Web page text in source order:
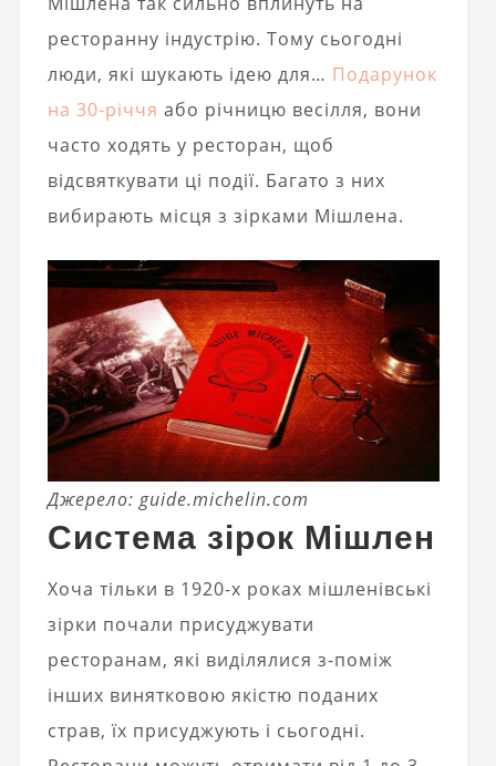
ресторанну індустрію. Тому сьогодні
люди, які шукають ідею для… Подарунок
на 30-річчя або річницю весілля, вони
часто ходять у ресторан, щоб
відсвяткувати ці події. Багато з них
вибирають місця з зірками Мішлена.
Джерело: guide.michelin.com
Система зірок Мішлен
Хоча тільки в 1920-х роках мішленівські
зірки почали присуджувати
ресторанам, які виділялися з-поміж
інших винятковою якістю поданих
страв, їх присуджують і сьогодні.